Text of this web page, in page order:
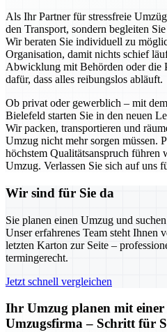
Als Ihr Partner für stressfreie
den Transport, sondern begleiten
Wir beraten Sie individuell zu
Organisation, damit nichts schief
Abwicklung mit Behörden oder die
dafür, dass alles reibungslos abläuft.
Ob privat oder gewerblich – mit
Bielefeld starten Sie in den neuen
Wir packen, transportieren und
Umzug nicht mehr sorgen müssen.
höchstem Qualitätsanspruch führen
Umzug. Verlassen Sie sich auf uns
Wir sind für Sie da
Sie planen einen Umzug und
Unser erfahrenes Team steht Ihnen
letzten Karton zur Seite –
termingerecht.
Jetzt schnell vergleichen
Ihr Umzug planen mit einer
Umzugsfirma – Schritt für